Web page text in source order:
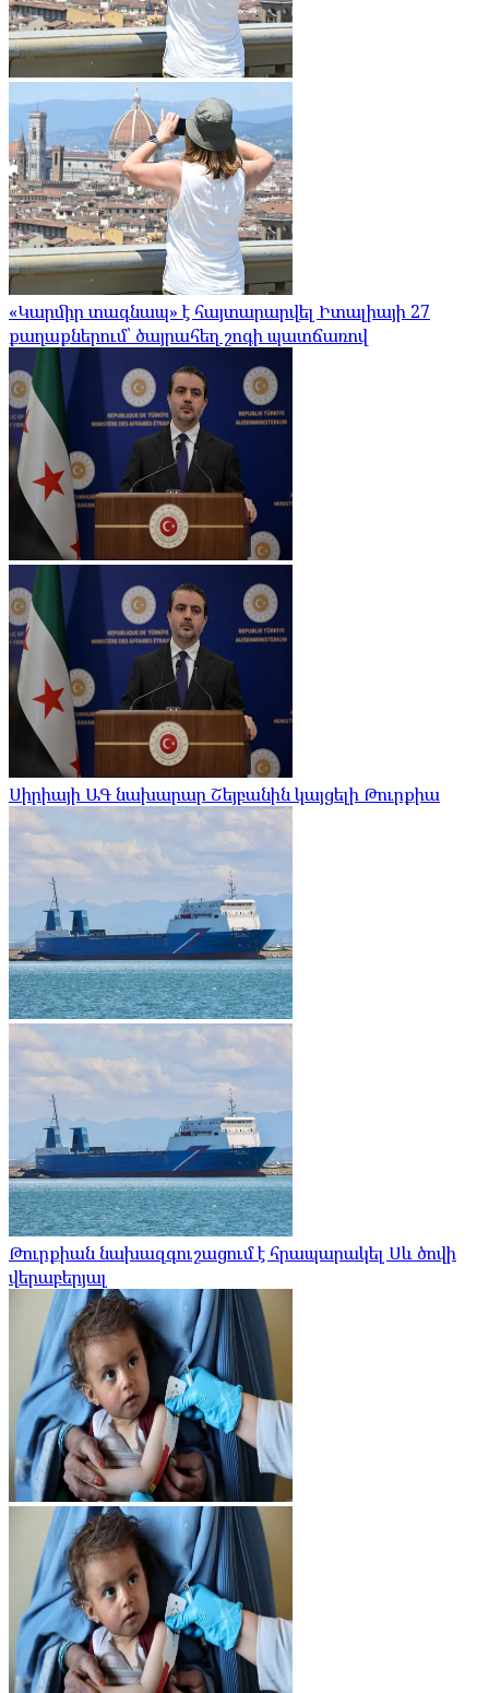
«Կարմիր տագնապ» է հայտարարվել Իտալիայի 27
քաղաքներում՝ ծայրահեղ շոգի պատճառով
Սիրիայի ԱԳ նախարար Շեյբանին կայցելի Թուրքիա
Թուրքիան նախազգուշացում է հրապարակել Սև ծովի
վերաբերյալ